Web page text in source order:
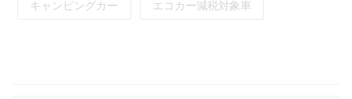
キャンピングカー エコカー減税対象車